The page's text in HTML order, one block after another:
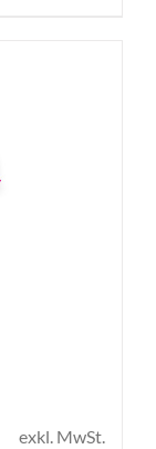
exkl. MwSt.